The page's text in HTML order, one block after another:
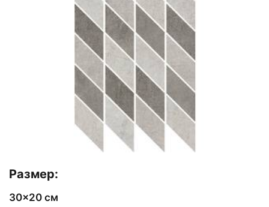
Размер:
30x20 см